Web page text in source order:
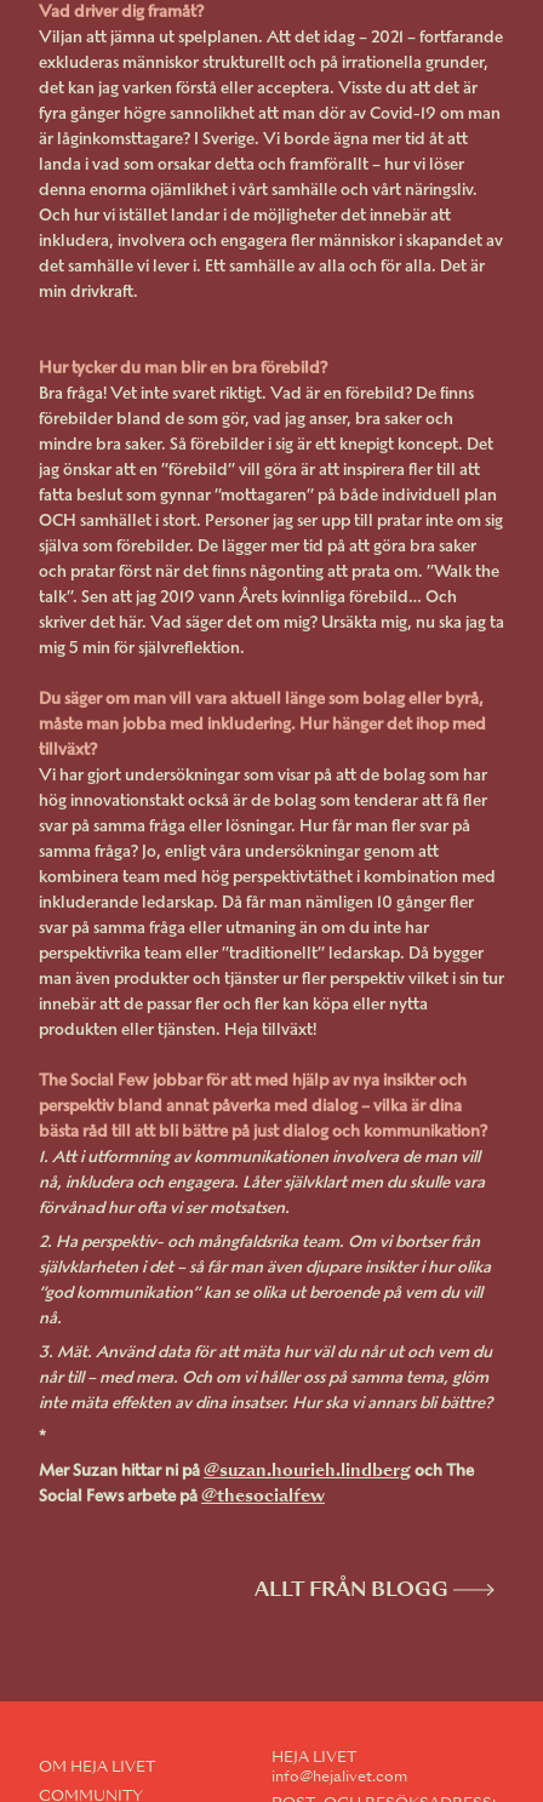
Vad driver dig framåt?
Viljan att jämna ut spelplanen. Att det idag – 2021 – fortfarande
exkluderas människor strukturellt och på irrationella grunder,
det kan jag varken förstå eller acceptera. Visste du att det är
fyra gånger högre sannolikhet att man dör av Covid-19 om man
är låginkomsttagare? I Sverige. Vi borde ägna mer tid åt att
landa i vad som orsakar detta och framförallt – hur vi löser
denna enorma ojämlikhet i vårt samhälle och vårt näringsliv.
Och hur vi istället landar i de möjligheter det innebär att
inkludera, involvera och engagera fler människor i skapandet av
det samhälle vi lever i. Ett samhälle av alla och för alla. Det är
min drivkraft.
Hur tycker du man blir en bra förebild?
Bra fråga! Vet inte svaret riktigt. Vad är en förebild? De finns
förebilder bland de som gör, vad jag anser, bra saker och
mindre bra saker. Så förebilder i sig är ett knepigt koncept. Det
jag önskar att en ”förebild” vill göra är att inspirera fler till att
fatta beslut som gynnar ”mottagaren” på både individuell plan
OCH samhället i stort. Personer jag ser upp till pratar inte om sig
själva som förebilder. De lägger mer tid på att göra bra saker
och pratar först när det finns någonting att prata om. ”Walk the
talk”. Sen att jag 2019 vann Årets kvinnliga förebild… Och
skriver det här. Vad säger det om mig? Ursäkta mig, nu ska jag ta
mig 5 min för självreflektion.
Du säger om man vill vara aktuell länge som bolag eller byrå,
måste man jobba med inkludering. Hur hänger det ihop med
tillväxt?
Vi har gjort undersökningar som visar på att de bolag som har
hög innovationstakt också är de bolag som tenderar att få fler
svar på samma fråga eller lösningar. Hur får man fler svar på
samma fråga? Jo, enligt våra undersökningar genom att
kombinera team med hög perspektivtäthet i kombination med
inkluderande ledarskap. Då får man nämligen 10 gånger fler
svar på samma fråga eller utmaning än om du inte har
perspektivrika team eller ”traditionellt” ledarskap. Då bygger
man även produkter och tjänster ur fler perspektiv vilket i sin tur
innebär att de passar fler och fler kan köpa eller nytta
produkten eller tjänsten. Heja tillväxt!
The Social Few jobbar för att med hjälp av nya insikter och
perspektiv bland annat påverka med dialog – vilka är dina
bästa råd till att bli bättre på just dialog och kommunikation?
1. Att i utformning av kommunikationen involvera de man vill
nå, inkludera och engagera. Låter självklart men du skulle vara
förvånad hur ofta vi ser motsatsen.
2. Ha perspektiv- och mångfaldsrika team. Om vi bortser från
självklarheten i det – så får man även djupare insikter i hur olika
”god kommunikation” kan se olika ut beroende på vem du vill
nå.
3. Mät. Använd data för att mäta hur väl du når ut och vem du
når till – med mera. Och om vi håller oss på samma tema, glöm
inte mäta effekten av dina insatser. Hur ska vi annars bli bättre?
*
Mer Suzan hittar ni på@suzan.hourieh.lindbergoch The
Social Fews arbete på@thesocialfew
ALLT FRÅN BLOGG
OM HEJA LIVET
COMMUNITY
HEJA LIVET
info@hejalivet.com